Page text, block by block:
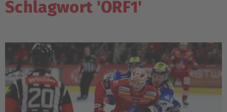
Schlagwort 'ORF1'